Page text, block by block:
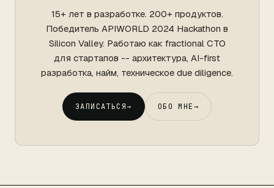
15+ лет в разработке. 200+ продуктов.
Победитель APIWORLD 2024 Hackathon в
Silicon Valley. Работаю как fractional CTO
для стартапов -- архитектура, AI-first
разработка, найм, техническое due diligence.
ЗАПИСАТЬСЯ→ ОБО МНЕ→